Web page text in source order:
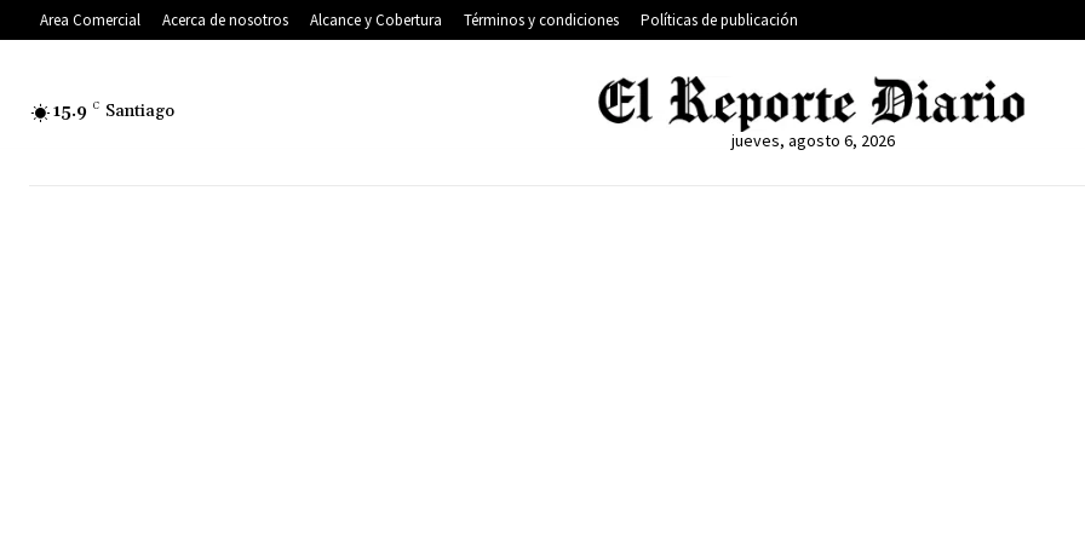
Area Comercial Acerca de nosotros Alcance y Cobertura Términos y condiciones Políticas de publicación
15.9 C Santiago
jueves, agosto 6, 2026